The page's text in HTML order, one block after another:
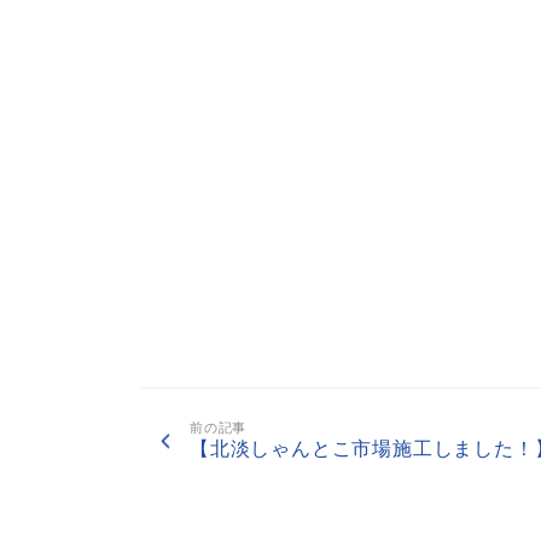
前の記事
【北淡しゃんとこ市場施工しました！